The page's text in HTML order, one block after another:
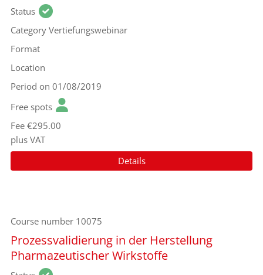
Status
Category Vertiefungswebinar
Format
Location
Period on 01/08/2019
Free spots
Fee €295.00
plus VAT
Details
Course number 10075
Prozessvalidierung in der Herstellung
Pharmazeutischer Wirkstoffe